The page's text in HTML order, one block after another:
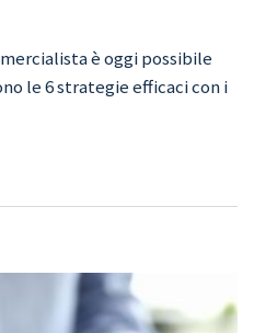
è oggi possibile
le 6 strategie efficaci con i